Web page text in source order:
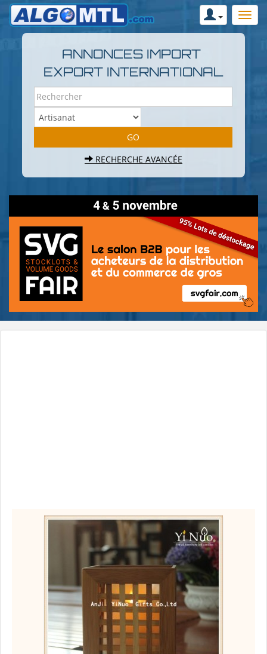
ANNONCES IMPORT
EXPORT INTERNATIONAL
RECHERCHE AVANCÉE